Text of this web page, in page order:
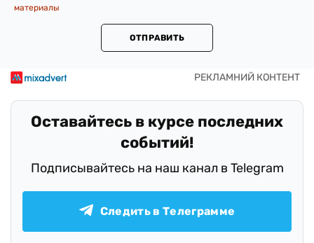
материалы
ОТПРАВИТЬ
Оставайтесь в курсе последних
событий!
Подписывайтесь на наш канал в Telegram
Следить в Телеграмме